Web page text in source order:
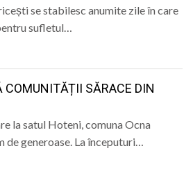
se stabilesc anumite zile în care
sufletul…
COMUNITĂȚII SĂRACE DIN
la satul Hoteni, comuna Ocna
de generoase. La începuturi…